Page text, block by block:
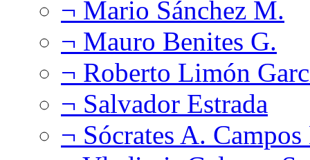
¬ Mario Sánchez M.
¬ Mauro Benites G.
¬ Roberto Limón
¬ Salvador Estrada
¬ Sócrates A.